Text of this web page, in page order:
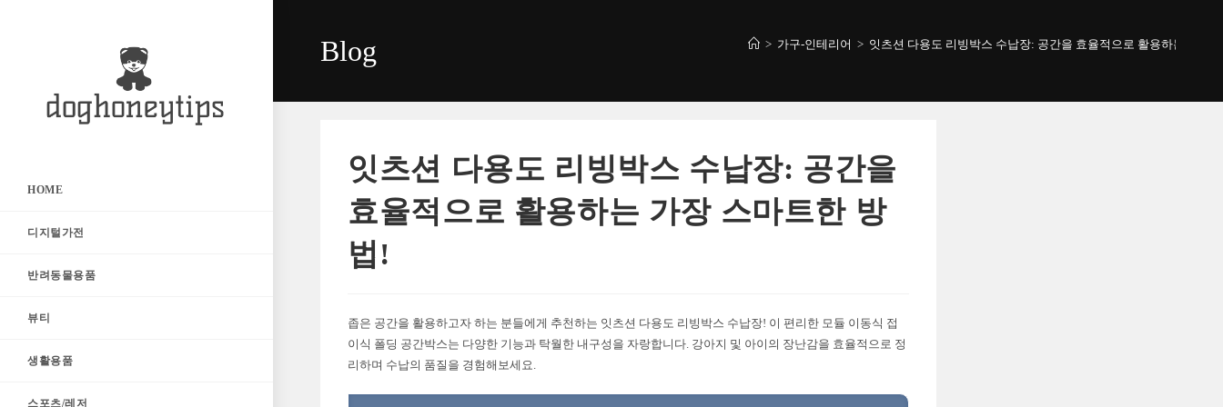
HOME
디지털가전
반려동물용품
뷰티
생활용품
스포츠/레저
Blog > 가구-인테리어 > 잇츠션 다용도 리빙박스 수납장: 공간을 효율적으로 활용하는 가장
잇츠션 다용도 리빙박스 수납장: 공간을
효율적으로 활용하는 가장 스마트한 방
법!
좁은 공간을 활용하고자 하는 분들에게 추천하는 잇츠션 다용도 리빙박스 수납장! 이 편리한 모듈 이동식 접
이식 폴딩 공간박스는 다양한 기능과 탁월한 내구성을 자랑합니다. 강아지 및 아이의 장난감을 효율적으로 정
리하며 수납의 품질을 경험해보세요.